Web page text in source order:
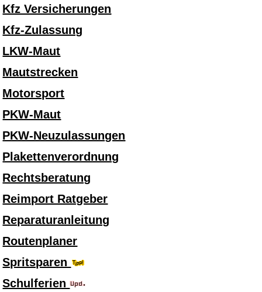
Kfz Versicherungen
Kfz-Zulassung
LKW-Maut
Mautstrecken
Motorsport
PKW-Maut
PKW-Neuzulassungen
Plakettenverordnung
Rechtsberatung
Reimport Ratgeber
Reparaturanleitung
Routenplaner
Spritsparen
Schulferien